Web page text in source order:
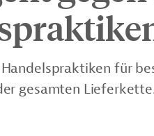
Handelspraktiken für
gesamten